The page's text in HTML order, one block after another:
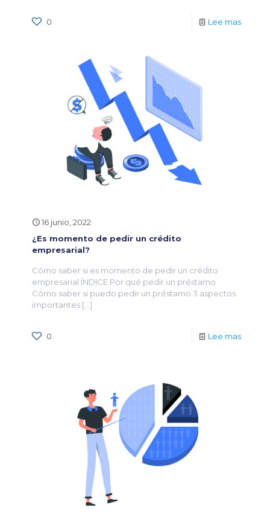
0 Lee mas
16 junio, 2022
¿Es momento de pedir un crédito
empresarial?
Cómo saber si es momento de pedir un crédito
empresarial ÍNDICE Por qué pedir un préstamo
Cómo saber si puedo pedir un préstamo 3 aspectos
importantes […]
0 Lee mas